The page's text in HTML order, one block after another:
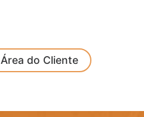
Área do Cliente